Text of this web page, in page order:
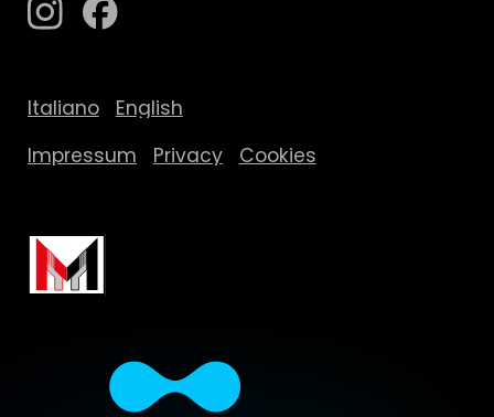
Italiano
English
Impressum
Privacy Cookies